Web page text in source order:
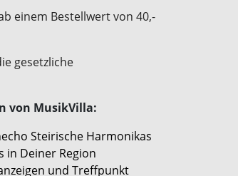
einem Bestellwert von 40,-
gesetzliche
von MusikVilla:
Steirische Harmonikas
in Deiner Region
und Treffpunkt